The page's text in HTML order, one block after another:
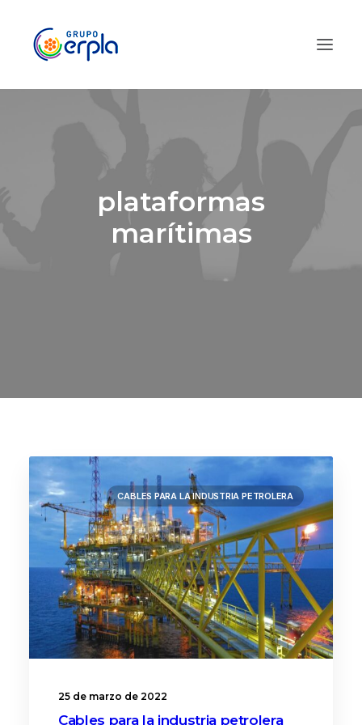
plataformas
marítimas
CABLES PARA LA INDUSTRIA PETROLERA
25 de marzo de 2022
Cables para la industria petrolera